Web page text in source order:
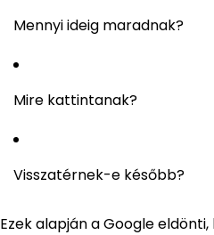
Mennyi ideig maradnak?
Mire kattintanak?
Visszatérnek-e később?
Ezek alapján a Google eldönti,